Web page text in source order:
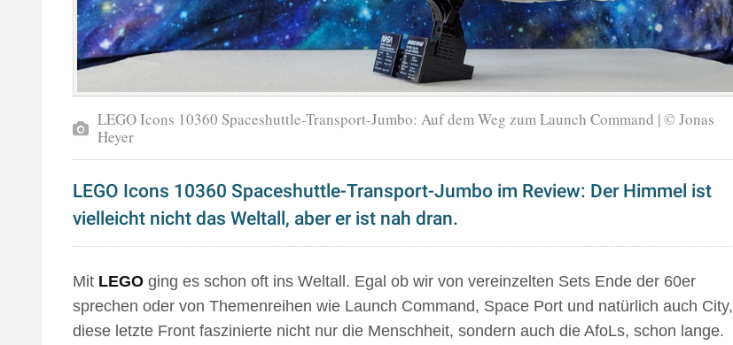
LEGO Icons 10360 Spaceshuttle-Transport-Jumbo: Auf dem Weg zum Launch Command | © Jonas
Heyer
LEGO Icons 10360 Spaceshuttle-Transport-Jumbo im Review: Der Himmel ist
vielleicht nicht das Weltall, aber er ist nah dran.
Mit LEGO ging es schon oft ins Weltall. Egal ob wir von vereinzelten Sets Ende der 60er
sprechen oder von Themenreihen wie Launch Command, Space Port und natürlich auch City,
diese letzte Front faszinierte nicht nur die Menschheit, sondern auch die AfoLs, schon lange.